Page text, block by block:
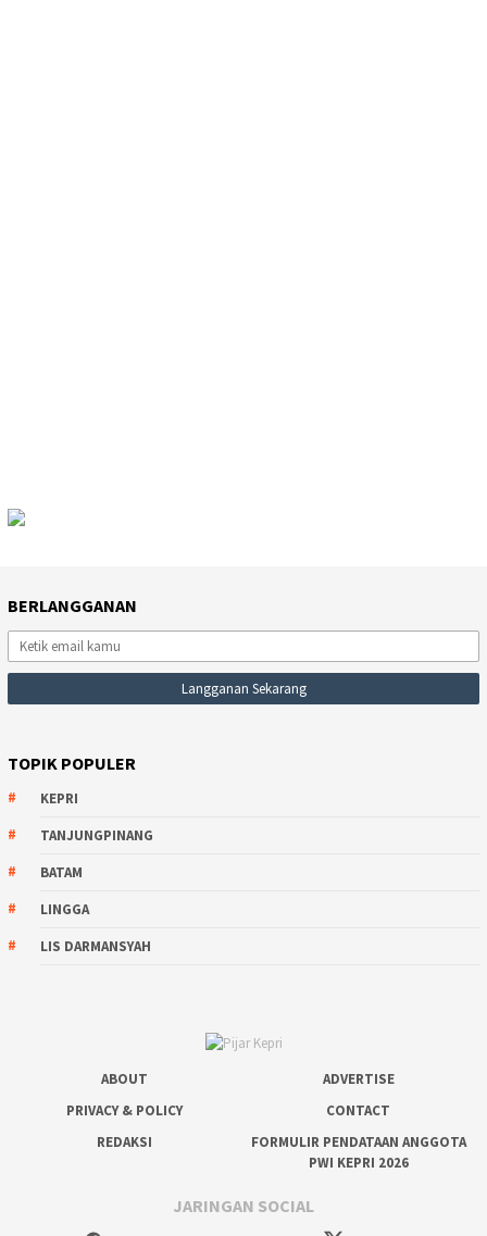
BERLANGGANAN
TOPIK POPULER
KEPRI
TANJUNGPINANG
BATAM
LINGGA
LIS DARMANSYAH
ABOUT
ADVERTISE
PRIVACY & POLICY
CONTACT
REDAKSI
FORMULIR PENDATAAN ANGGOTA
PWI KEPRI 2026
JARINGAN SOCIAL